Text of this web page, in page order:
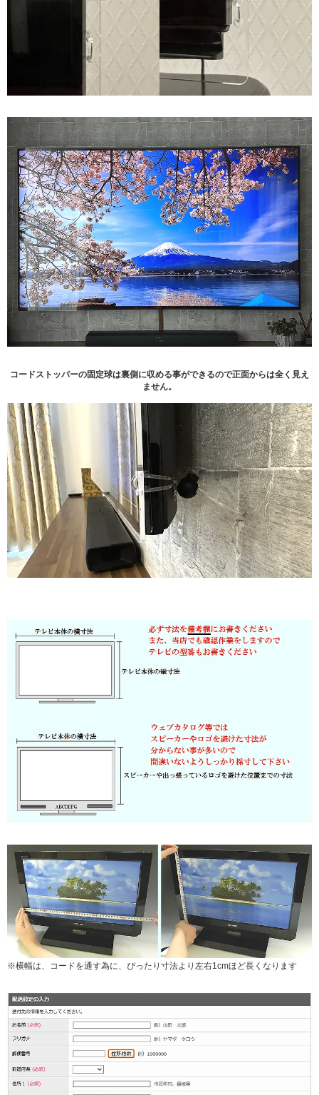
コードストッパーの固定球は裏側に収める事ができるので正面からは全く見え
ません。
※横幅は、コードを通す為に、ぴったり寸法より左右1cmほど長くなります